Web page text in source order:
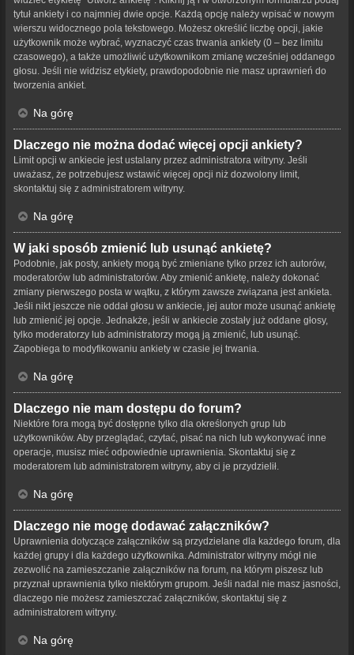
tytuł ankiety i co najmniej dwie opcje. Każdą opcję należy wpisać w nowym
wierszu widocznego pola tekstowego. Możesz określić liczbę opcji, jakie
użytkownik może wybrać, wyznaczyć czas trwania ankiety (0 – bez limitu
czasowego), a także umożliwić użytkownikom zmianę wcześniej oddanego
głosu. Jeśli nie widzisz etykiety, prawdopodobnie nie masz uprawnień do
tworzenia ankiet.
Na górę
Dlaczego nie można dodać więcej opcji ankiety?
Limit opcji w ankiecie jest ustalany przez administratora witryny. Jeśli
uważasz, że potrzebujesz wstawić więcej opcji niż dozwolony limit,
skontaktuj się z administratorem witryny.
Na górę
W jaki sposób zmienić lub usunąć ankietę?
Podobnie, jak posty, ankiety mogą być zmieniane tylko przez ich autorów,
moderatorów lub administratorów. Aby zmienić ankietę, należy dokonać
zmiany pierwszego posta w wątku, z którym zawsze związana jest ankieta.
Jeśli nikt jeszcze nie oddał głosu w ankiecie, jej autor może usunąć ankietę
lub zmienić jej opcje. Jednakże, jeśli w ankiecie zostały już oddane głosy,
tylko moderatorzy lub administratorzy mogą ją zmienić, lub usunąć.
Zapobiega to modyfikowaniu ankiety w czasie jej trwania.
Na górę
Dlaczego nie mam dostępu do forum?
Niektóre fora mogą być dostępne tylko dla określonych grup lub
użytkowników. Aby przeglądać, czytać, pisać na nich lub wykonywać inne
operacje, musisz mieć odpowiednie uprawnienia. Skontaktuj się z
moderatorem lub administratorem witryny, aby ci je przydzielił.
Na górę
Dlaczego nie mogę dodawać załączników?
Uprawnienia dotyczące załączników są przydzielane dla każdego forum, dla
każdej grupy i dla każdego użytkownika. Administrator witryny mógł nie
zezwolić na zamieszczanie załączników na forum, na którym piszesz lub
przyznał uprawnienia tylko niektórym grupom. Jeśli nadal nie masz jasności,
dlaczego nie możesz zamieszczać załączników, skontaktuj się z
administratorem witryny.
Na górę